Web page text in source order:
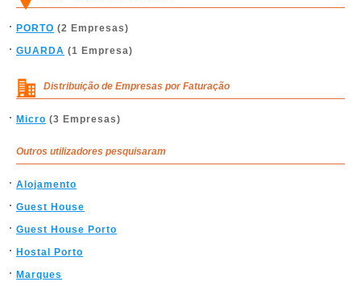
PORTO (2 Empresas)
GUARDA (1 Empresa)
Distribuição de Empresas por Faturação
Micro (3 Empresas)
Outros utilizadores pesquisaram
Alojamento
Guest House
Guest House Porto
Hostal Porto
Marques